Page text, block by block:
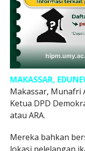
MAKASSAR,
Makassar, Munafri
Ketua DPD
atau ARA.
Mereka bahkan